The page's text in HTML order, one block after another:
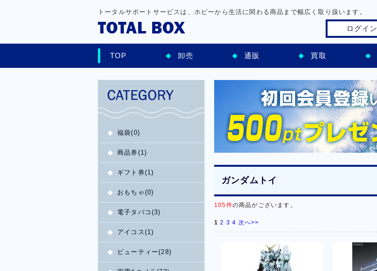
トータルサポートサービスは、ホビーから生活に関わる商品まで幅広く取り扱います。
ログイン
TOP 卸売 通販 買取
福袋(0)
商品券(1)
ギフト券(1)
おもちゃ(0)
電子タバコ(3)
アイコス(1)
ビューティー(28)
ガンダムトイ
105件の商品がございます。
1 2 3 4 次へ>>